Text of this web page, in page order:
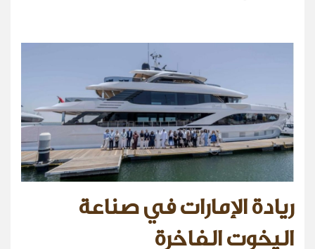
ريادة الإمارات في صناعة
اليخوت الفاخرة